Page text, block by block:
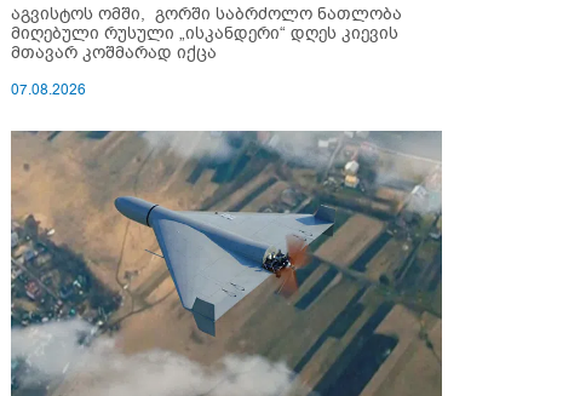
აგვისტოს ომში, გორში საბრძოლო ნათლობა
მიღებული რუსული „ისკანდერი“ დღეს კიევის
მთავარ კოშმარად იქცა
07.08.2026